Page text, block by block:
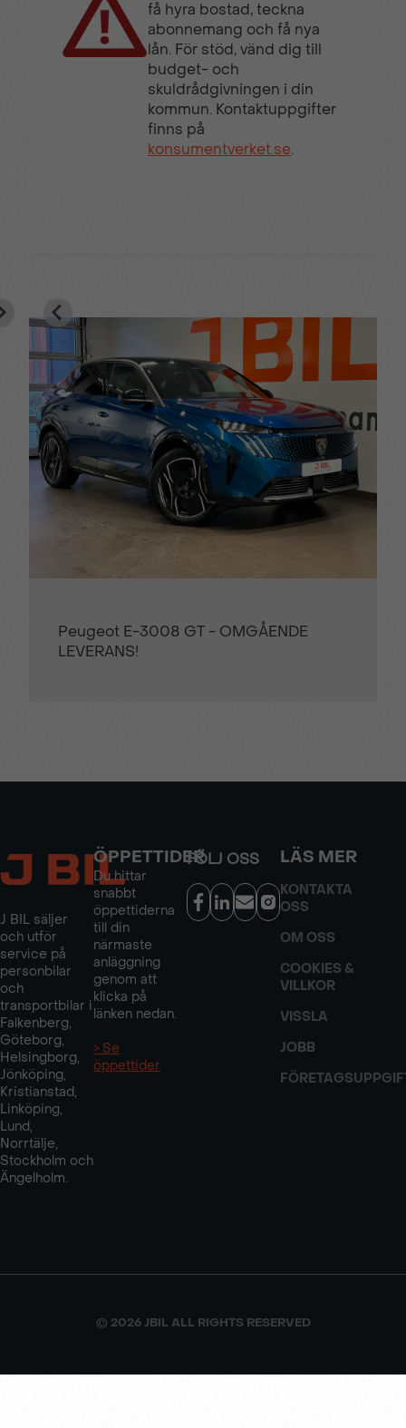
få hyra bostad, teckna
abonnemang och få nya
lån. För stöd, vänd dig till
budget- och
skuldrådgivningen i din
kommun. Kontaktuppgifter
finns på
konsumentverket.se.
Peugeot E-3008 GT - OMGÅENDE
LEVERANS!
J BIL säljer
och utför
service på
personbilar
och
transportbilar i
Falkenberg,
Göteborg,
Helsingborg,
Jönköping,
Kristianstad,
Linköping,
Lund,
Norrtälje,
Stockholm och
Ängelholm.
ÖPPETTIDER
Du hittar
snabbt
öppettiderna
till din
närmaste
anläggning
genom att
klicka på
länken nedan.
> Se
öppettider
FÖLJ OSS LÄS MER
KONTAKTA
OSS
OM OSS
COOKIES &
VILLKOR
VISSLA
JOBB
© 2026 JBIL ALL RIGHTS RESERVED